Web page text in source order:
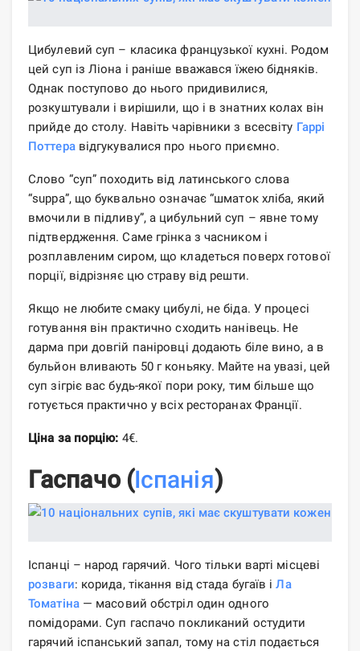
Цибулевий суп – класика французької кухні. Родом
цей суп із Ліона і раніше вважався їжею бідняків.
Однак поступово до нього придивилися,
розкуштували і вирішили, що і в знатних колах він
прийде до столу. Навіть чарівники з всесвіту Гаррі
Поттеравідгукувалися про нього приємно.
Слово “суп” походить від латинського слова
“suppa”, що буквально означає “шматок хліба, який
вмочили в підливу”, а цибульний суп – явне тому
підтвердження. Саме грінка з часником і
розплавленим сиром, що кладеться поверх готової
порції, відрізняє цю страву від решти.
Якщо не любите смаку цибулі, не біда. У процесі
готування він практично сходить нанівець. Не
дарма при довгій паніровці додають біле вино, а в
бульйон вливають 50 г коньяку. Майте на увазі, цей
суп зігріє вас будь-якої пори року, тим більше що
готується практично у всіх ресторанах Франції.
Ціна за порцію: 4€.
Гаспачо (Іспанія)
Іспанці – народ гарячий. Чого тільки варті місцеві
розваги: ​​корида, тікання від стада бугаїв іЛа
Томатіна— масовий обстріл один одного
помідорами. Суп гаспачо покликаний остудити
гарячий іспанський запал, тому на стіл подається